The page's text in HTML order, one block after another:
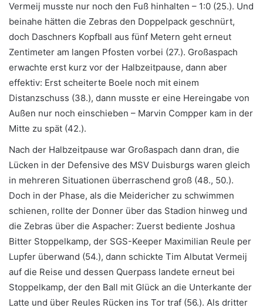
Vermeij musste nur noch den Fuß hinhalten – 1:0 (25.). Und
beinahe hätten die Zebras den Doppelpack geschnürt,
doch Daschners Kopfball aus fünf Metern geht erneut
Zentimeter am langen Pfosten vorbei (27.). Großaspach
erwachte erst kurz vor der Halbzeitpause, dann aber
effektiv: Erst scheiterte Boele noch mit einem
Distanzschuss (38.), dann musste er eine Hereingabe von
Außen nur noch einschieben – Marvin Compper kam in der
Mitte zu spät (42.).
Nach der Halbzeitpause war Großaspach dann dran, die
Lücken in der Defensive des MSV Duisburgs waren gleich
in mehreren Situationen überraschend groß (48., 50.).
Doch in der Phase, als die Meidericher zu schwimmen
schienen, rollte der Donner über das Stadion hinweg und
die Zebras über die Aspacher: Zuerst bediente Joshua
Bitter Stoppelkamp, der SGS-Keeper Maximilian Reule per
Lupfer überwand (54.), dann schickte Tim Albutat Vermeij
auf die Reise und dessen Querpass landete erneut bei
Stoppelkamp, der den Ball mit Glück an die Unterkante der
Latte und über Reules Rücken ins Tor traf (56.). Als dritter